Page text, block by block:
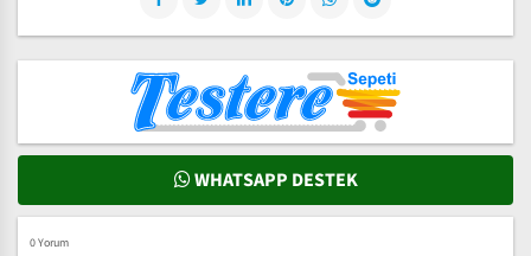
WHATSAPP DESTEK
0 Yorum